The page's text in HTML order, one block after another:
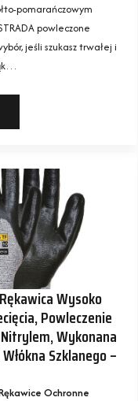
pomarańczowym
powleczone
jeśli szukasz trwałej i
Wysoko
Powleczenie
Wykonana
Szklanego –
Ochronne